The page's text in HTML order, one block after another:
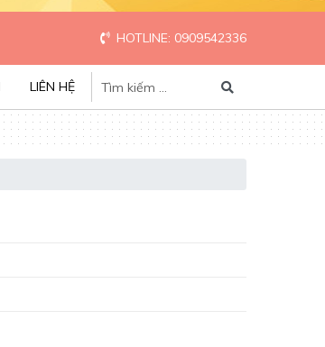
HOTLINE: 0909542336
LIÊN HỆ